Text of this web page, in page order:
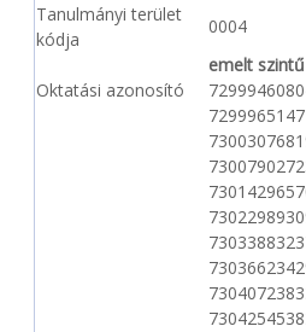
Tanulmányi terület
kódja
0004
emelt
Oktatási azonosító